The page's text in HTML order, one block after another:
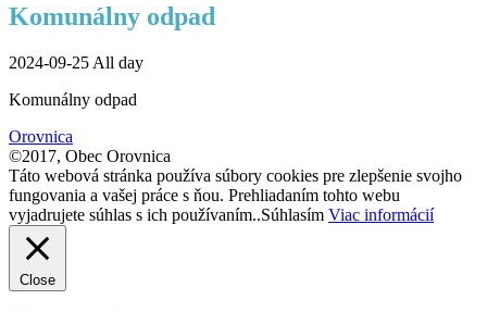
Komunálny odpad
2024-09-25 All day
Komunálny odpad
Orovnica
©2017, Obec Orovnica
Táto webová stránka používa súbory cookies pre zlepšenie svojho
fungovania a vašej práce s ňou. Prehliadaním tohto webu
vyjadrujete súhlas s ich používaním..Súhlasím Viac informácií
Close